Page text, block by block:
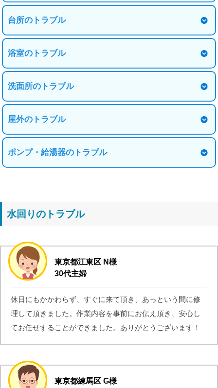
台所のトラブル
浴室のトラブル
洗面所のトラブル
屋外のトラブル
ポンプ・給湯器のトラブル
水回りのトラブル
東京都江東区 N様
30代主婦
休日にもかかわらず、すぐに来て頂き、あっという間に修
理して頂きました。作業内容を事前にお伝え頂き、安心し
てお任せすることができました。ありがとうございます！
東京都練馬区 G様